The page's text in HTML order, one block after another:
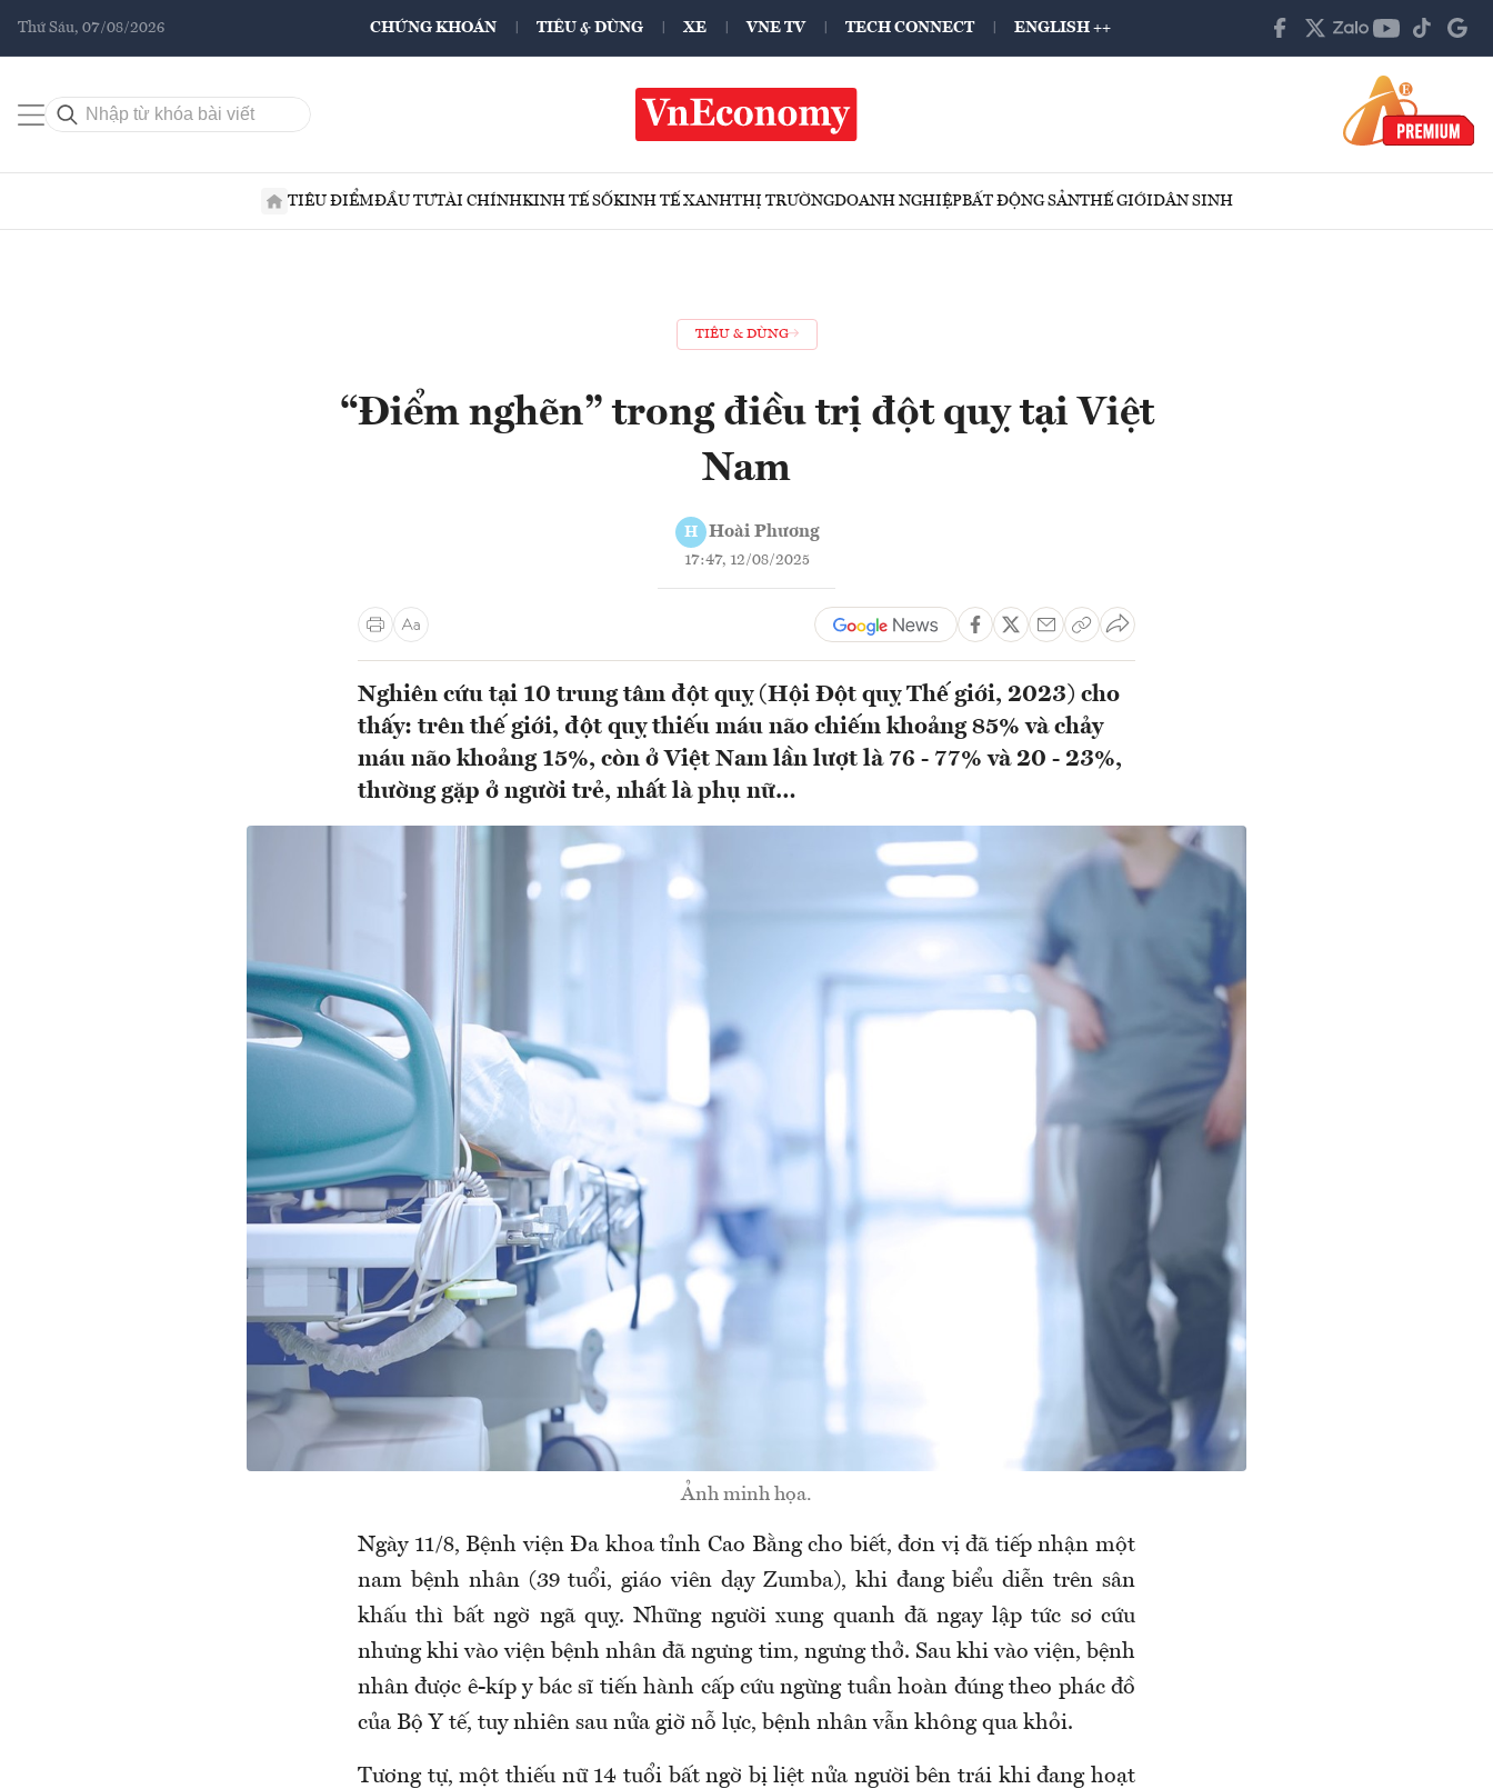
Thứ Sáu, 07/08/2026 CHỨNG KHOÁN TIÊU & DÙNG XE VNE TV TECH CONNECT ENGLISH ++
TIÊU ĐIỂMĐẦU TƯTÀI CHÍNHKINH TẾ SỐKINH TẾ XANHTHỊ TRƯỜNGDOANH NGHIỆPBẤT ĐỘNG SẢNTHẾ GIỚIDÂN SINH
TIÊU & DÙNG
“Điểm nghẽn” trong điều trị đột quỵ tại Việt
Nam
H Hoài Phương
17:47, 12/08/2025
Nghiên cứu tại 10 trung tâm đột quỵ (Hội Đột quỵ Thế giới, 2023) cho
thấy: trên thế giới, đột quỵ thiếu máu não chiếm khoảng 85% và chảy
máu não khoảng 15%, còn ở Việt Nam lần lượt là 76 - 77% và 20 - 23%,
thường gặp ở người trẻ, nhất là phụ nữ…
Ảnh minh họa.
Ngày 11/8, Bệnh viện Đa khoa tỉnh Cao Bằng cho biết, đơn vị đã tiếp nhận một
nam bệnh nhân (39 tuổi, giáo viên dạy Zumba), khi đang biểu diễn trên sân
khấu thì bất ngờ ngã quỵ. Những người xung quanh đã ngay lập tức sơ cứu
nhưng khi vào viện bệnh nhân đã ngưng tim, ngưng thở. Sau khi vào viện, bệnh
nhân được ê-kíp y bác sĩ tiến hành cấp cứu ngừng tuần hoàn đúng theo phác đồ
của Bộ Y tế, tuy nhiên sau nửa giờ nỗ lực, bệnh nhân vẫn không qua khỏi.
Tương tự, một thiếu nữ 14 tuổi bất ngờ bị liệt nửa người bên trái khi đang hoạt